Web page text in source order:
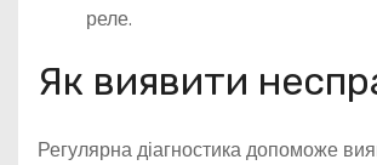
реле.
Як виявити
Регулярна діагностика допоможе